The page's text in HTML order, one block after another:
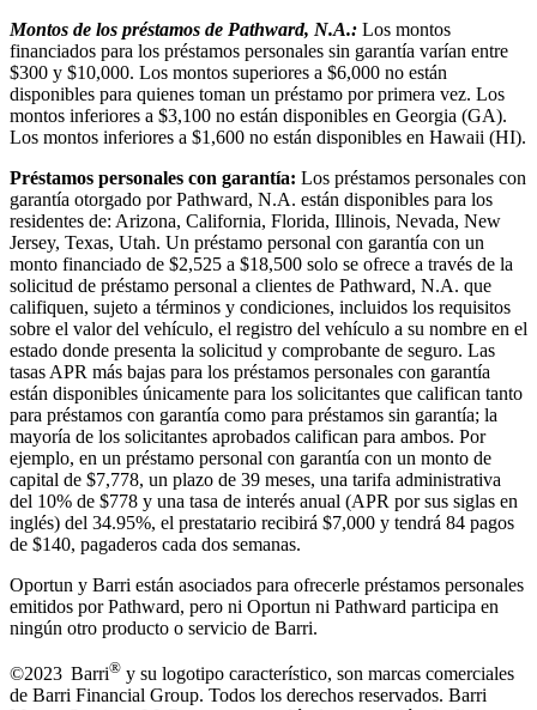
Montos de los préstamos de Pathward, N.A.: Los montos
financiados para los préstamos personales sin garantía varían entre
$300 y $10,000. Los montos superiores a $6,000 no están
disponibles para quienes toman un préstamo por primera vez. Los
montos inferiores a $3,100 no están disponibles en Georgia (GA).
Los montos inferiores a $1,600 no están disponibles en Hawaii (HI).
Préstamos personales con garantía: Los préstamos personales con
garantía otorgado por Pathward, N.A. están disponibles para los
residentes de: Arizona, California, Florida, Illinois, Nevada, New
Jersey, Texas, Utah. Un préstamo personal con garantía con un
monto financiado de $2,525 a $18,500 solo se ofrece a través de la
solicitud de préstamo personal a clientes de Pathward, N.A. que
califiquen, sujeto a términos y condiciones, incluidos los requisitos
sobre el valor del vehículo, el registro del vehículo a su nombre en el
estado donde presenta la solicitud y comprobante de seguro. Las
tasas APR más bajas para los préstamos personales con garantía
están disponibles únicamente para los solicitantes que califican tanto
para préstamos con garantía como para préstamos sin garantía; la
mayoría de los solicitantes aprobados califican para ambos. Por
ejemplo, en un préstamo personal con garantía con un monto de
capital de $7,778, un plazo de 39 meses, una tarifa administrativa
del 10% de $778 y una tasa de interés anual (APR por sus siglas en
inglés) del 34.95%, el prestatario recibirá $7,000 y tendrá 84 pagos
de $140, pagaderos cada dos semanas.
Oportun y Barri están asociados para ofrecerle préstamos personales
emitidos por Pathward, pero ni Oportun ni Pathward participa en
ningún otro producto o servicio de Barri.
©2023 Barri® y su logotipo característico, son marcas comerciales
de Barri Financial Group. Todos los derechos reservados. Barri